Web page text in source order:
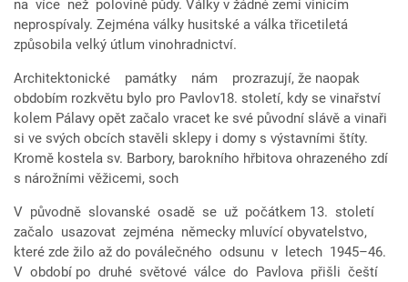
na více než polovině půdy. Války v žádné zemi vinicím
neprospívaly. Zejména války husitské a válka třicetiletá
způsobila velký útlum vinohradnictví.
Architektonické památky nám prozrazují, že naopak
obdobím rozkvětu bylo pro Pavlov18. století, kdy se vinařství
kolem Pálavy opět začalo vracet ke své původní slávě a vinaři
si ve svých obcích stavěli sklepy i domy s výstavními štíty.
Kromě kostela sv. Barbory, barokního hřbitova ohrazeného zdí
s nárožními věžicemi, soch
V původně slovanské osadě se už počátkem 13. století
začalo usazovat zejména německy mluvící obyvatelstvo,
které zde žilo až do poválečného odsunu v letech 1945–46.
V období po druhé světové válce do Pavlova přišli čeští